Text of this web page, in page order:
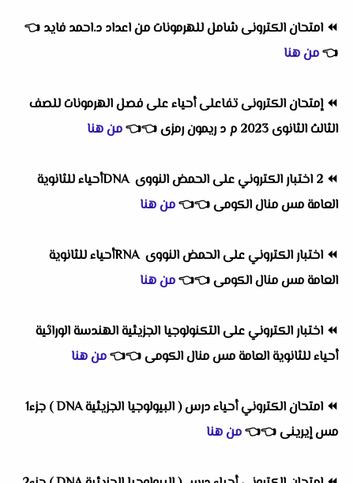
⏪ امتحان الكترونى شامل للهرمونات من اعداد د.احمد فايد 👈
👈من هنا
⏪إمتحان الكترونى تفاعلى أحياء على فصل الهرمونات للصف
الثالث الثانوى 2023 م د ريمون رمزى
👈
👈من هنا
⏪
2 اختبار الكتروني على الحمض النووى DNAأحياء للثانوية
العامة مس منال الكومى👈
👈من هنا
⏪
اختبار الكتروني على الحمض النووى RNAأحياء للثانوية
العامة مس منال الكومى👈
👈من هنا
⏪ اختبار الكتروني على التكنولوجيا الجزيئية الهندسة الوراثية
أحياء للثانوية العامة مس منال الكومى👈
👈من هنا
⏪
امتحان الكتروني أحياء درس ( البيولوجيا الجزيئية DNA ) جزء1
مس إيرينى👈
👈من هنا